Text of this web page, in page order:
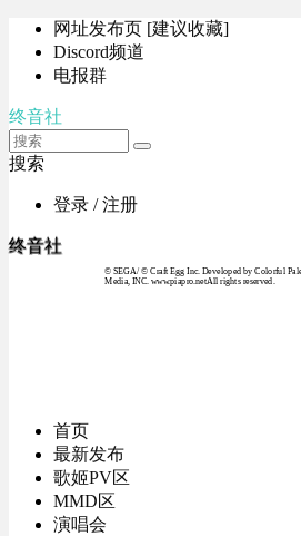
网址发布页 [建议收藏]
Discord频道
电报群
终音社
搜索
登录 / 注册
终音社
© SEGA / © Craft Egg Inc. Developed by Colorful
Media, INC. www.piapro.netAll rights reserved.
首页
最新发布
歌姬PV区
MMD区
演唱会